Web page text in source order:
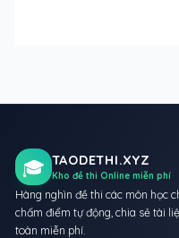
🎓 TAODETHI.XYZ
Kho đề thi Online miễn phí
Hàng nghìn đề thi các môn học
chấm điểm tự động, chia sẻ tài
toàn miễn phí.